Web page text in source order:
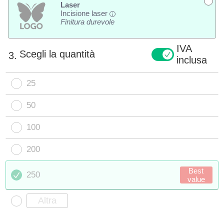
Laser
Incisione laser
i
Finitura durevole
3. Scegli la quantità
IVA
inclusa
25
50
100
200
250
Best
value